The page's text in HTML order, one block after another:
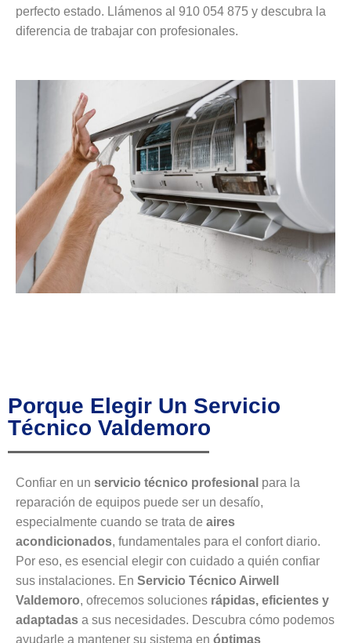
perfecto estado. Llámenos al 910 054 875 y descubra la
diferencia de trabajar con profesionales.
Porque Elegir Un Servicio
Técnico Valdemoro
Confiar en un servicio técnico profesional para la
reparación de equipos puede ser un desafío,
especialmente cuando se trata de aires
acondicionados, fundamentales para el confort diario.
Por eso, es esencial elegir con cuidado a quién confiar
sus instalaciones. En Servicio Técnico Airwell
Valdemoro, ofrecemos soluciones rápidas, eficientes y
adaptadas a sus necesidades. Descubra cómo podemos
ayudarle a mantener su sistema en óptimas